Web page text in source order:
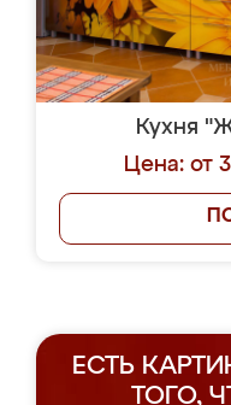
Кухня
Цена: от
ЕСТЬ
ТОГО,